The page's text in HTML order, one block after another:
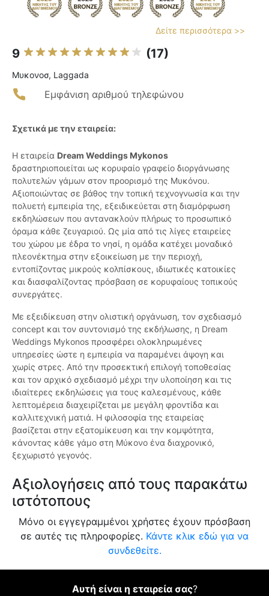
Δείτε περισσότερα >>
9 (17)
Μυκονοσ, Laggada
Εμφάνιση αριθμού τηλεφώνου
Σχετικά με την εταιρεία:
Η εταιρεία Dream Weddings Mykonos
δραστηριοποιείται ως κορυφαίο γραφείο διοργάνωσης
πολυτελών γάμων στον προορισμό της Μυκόνου.
Αξιοποιώντας σε βάθος την τοπική τεχνογνωσία και την
πολυετή εμπειρία της, εξειδικεύεται στη διαμόρφωση
εκδηλώσεων που αντανακλούν πλήρως το προσωπικό
όραμα κάθε ζευγαριού. Ως μία από τις λίγες εταιρείες
του χώρου με έδρα το νησί, η ομάδα κατέχει μοναδικό
πλεονέκτημα στην εξοικείωση με την περιοχή,
εντοπίζοντας μικρούς κολπίσκους, ιδιωτικές κατοικίες
και διασφαλίζοντας πρόσβαση σε κορυφαίους τοπικούς
συνεργάτες.
Με εξειδίκευση στην ολιστική οργάνωση, τον σχεδιασμό
concept και τον συντονισμό της εκδήλωσης, η Dream
Weddings Mykonos προσφέρει ολοκληρωμένες
υπηρεσίες ώστε η εμπειρία να παραμένει άψογη και
χωρίς στρες. Από την προσεκτική επιλογή τοποθεσίας
και τον αρχικό σχεδιασμό μέχρι την υλοποίηση και τις
ιδιαίτερες εκδηλώσεις για τους καλεσμένους, κάθε
λεπτομέρεια διαχειρίζεται με μεγάλη φροντίδα και
καλλιτεχνική ματιά. Η φιλοσοφία της εταιρείας
βασίζεται στην εξατομίκευση και την κομψότητα,
κάνοντας κάθε γάμο στη Μύκονο ένα διαχρονικό,
ξεχωριστό γεγονός.
Αξιολογήσεις από τους παρακάτω
ιστότοπους
Μόνο οι εγγεγραμμένοι χρήστες έχουν πρόσβαση
σε αυτές τις πληροφορίες. Κάντε κλικ εδώ για να
συνδεθείτε.
Αυτή είναι η εταιρεία σας?